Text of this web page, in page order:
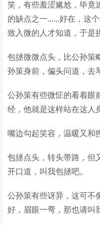
笑，有些羞涩尴尬，毕竟
的缺点之一......好在，这
致入微的人才知道，于是
包拯微微点头，比公孙策
孙策身前，偏头问道，去
公孙策有些微怔的看着眼
经，他就是这样站在这人
嘴边勾起笑容，温暖又和
包拯点头，转头带路，但
开口道，叫我包拯吧。
公孙策有些讶异，这可不
好，眉眼一弯，那也请叫